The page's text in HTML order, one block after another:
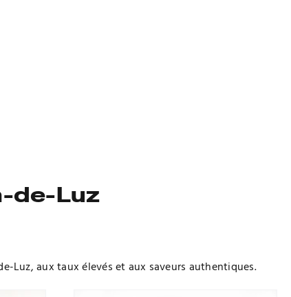
de-Luz
Luz, aux taux élevés et aux saveurs authentiques.